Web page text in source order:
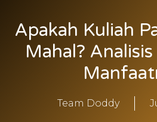
Apakah Kuliah
Mahal?
Team Doddy